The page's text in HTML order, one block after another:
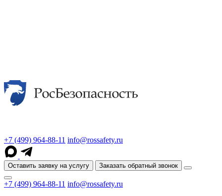
+7 (499) 964-88-11 info@rossafety.ru
Оставить заявку на услугу Заказать обратный звонок
+7 (499) 964-88-11 info@rossafety.ru